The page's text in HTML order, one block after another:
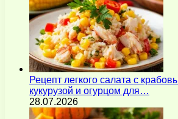
Рецепт легкого салата с
кукурузой и огурцом для…
28.07.2026